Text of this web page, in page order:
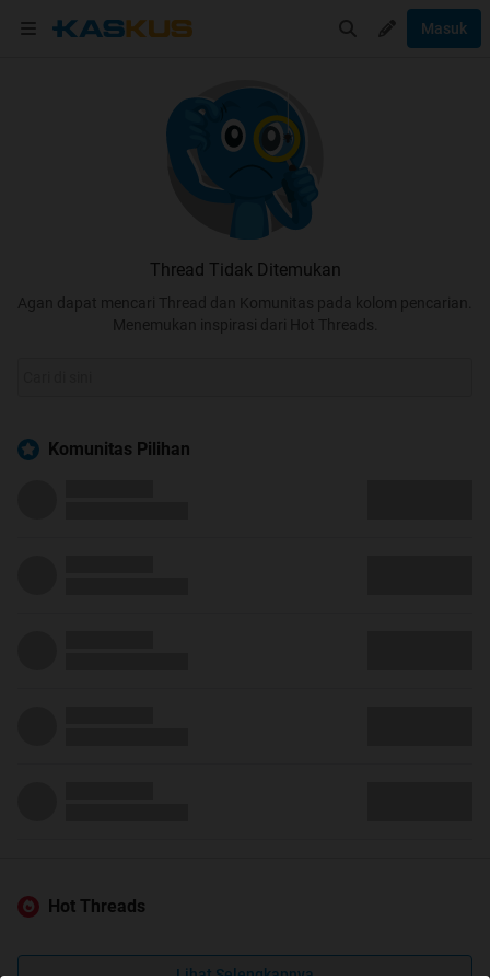
Masuk
Thread Tidak Ditemukan
Agan dapat mencari Thread dan Komunitas pada kolom pencarian.
Menemukan inspirasi dari Hot Threads.
Komunitas Pilihan
Hot Threads
Lihat Selengkapnya